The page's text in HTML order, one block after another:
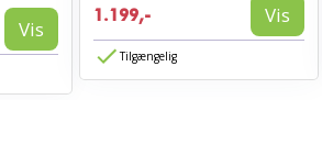
Vis
1.199,- Vis
Tilgængelig